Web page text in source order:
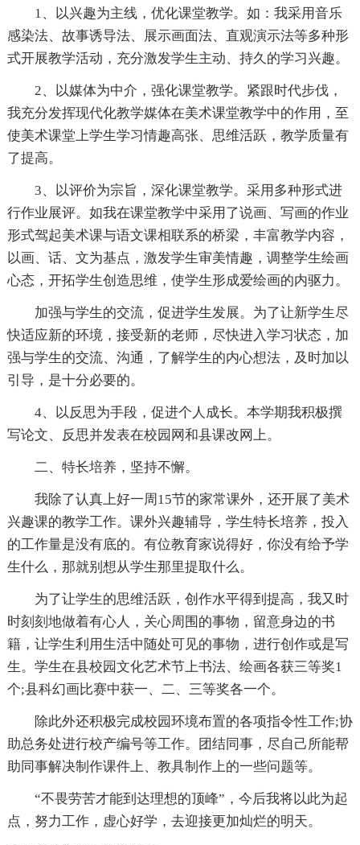
1、以兴趣为主线，优化课堂教学。如：我采用音乐
感染法、故事诱导法、展示画面法、直观演示法等多种形
式开展教学活动，充分激发学生主动、持久的学习兴趣。
2、以媒体为中介，强化课堂教学。紧跟时代步伐，
我充分发挥现代化教学媒体在美术课堂教学中的作用，至
使美术课堂上学生学习情趣高张、思维活跃，教学质量有
了提高。
3、以评价为宗旨，深化课堂教学。采用多种形式进
行作业展评。如我在课堂教学中采用了说画、写画的作业
形式驾起美术课与语文课相联系的桥梁，丰富教学内容，
以画、话、文为基点，激发学生审美情趣，调整学生绘画
心态，开拓学生创造思维，使学生形成爱绘画的内驱力。
加强与学生的交流，促进学生发展。为了让新学生尽
快适应新的环境，接受新的老师，尽快进入学习状态，加
强与学生的交流、沟通，了解学生的内心想法，及时加以
引导，是十分必要的。
4、以反思为手段，促进个人成长。本学期我积极撰
写论文、反思并发表在校园网和县课改网上。
二、特长培养，坚持不懈。
我除了认真上好一周15节的家常课外，还开展了美术
兴趣课的教学工作。课外兴趣辅导，学生特长培养，投入
的工作量是没有底的。有位教育家说得好，你没有给予学
生什么，那就别想从学生那里提取什么。
为了让学生的思维活跃，创作水平得到提高，我又时
时刻刻地做着有心人，关心周围的事物，留意身边的书
籍，让学生利用生活中随处可见的事物，进行创作或是写
生。学生在县校园文化艺术节上书法、绘画各获三等奖1
个;县科幻画比赛中获一、二、三等奖各一个。
除此外还积极完成校园环境布置的各项指令性工作;协
助总务处进行校产编号等工作。团结同事，尽自己所能帮
助同事解决制作课件上、教具制作上的一些问题等。
“不畏劳苦才能到达理想的顶峰”，今后我将以此为起
点，努力工作，虚心好学，去迎接更加灿烂的明天。